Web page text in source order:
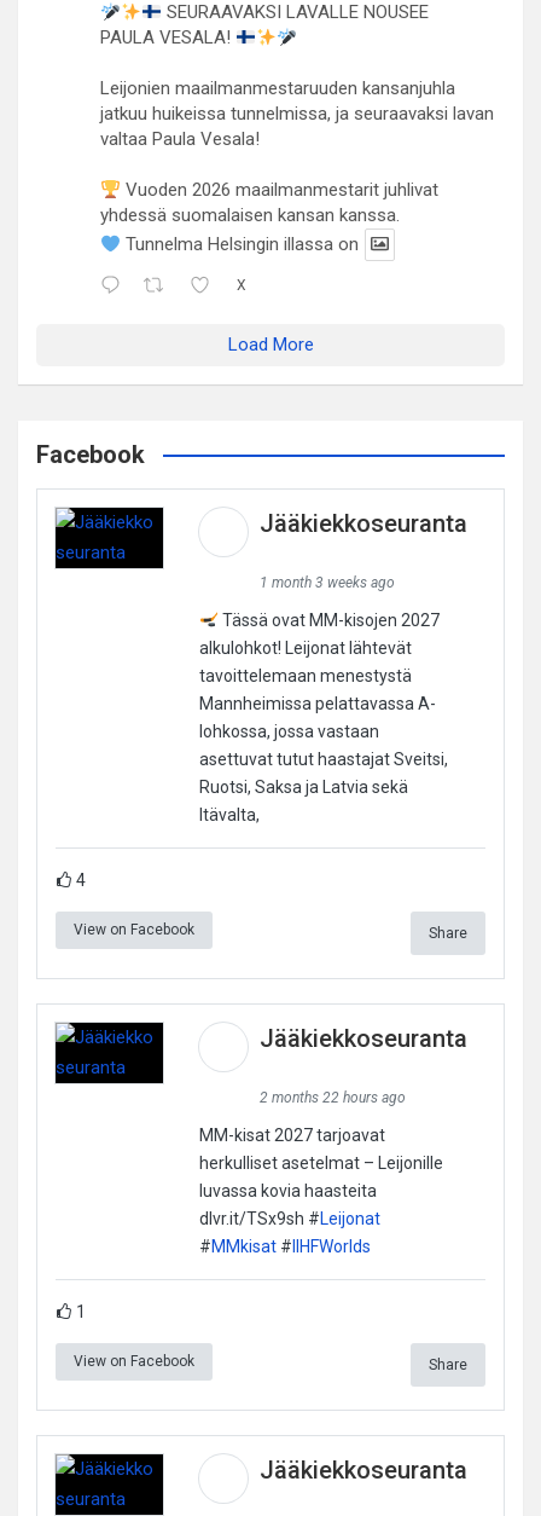
SEURAAVAKSI LAVALLE NOUSEE
PAULA VESALA!
Leijonien maailmanmestaruuden kansanjuhla
jatkuu huikeissa tunnelmissa, ja seuraavaksi lavan
valtaa Paula Vesala!
Vuoden 2026 maailmanmestarit juhlivat
yhdessä suomalaisen kansan kanssa.
Tunnelma Helsingin illassa on
X
Load More
Facebook
Jääkiekkoseuranta
1 month 3 weeks ago
Tässä ovat MM-kisojen 2027
alkulohkot! Leijonat lähtevät
tavoittelemaan menestystä
Mannheimissa pelattavassa A-
lohkossa, jossa vastaan
asettuvat tutut haastajat Sveitsi,
Ruotsi, Saksa ja Latvia sekä
Itävalta,
4
View on Facebook Share
Jääkiekkoseuranta
2 months 22 hours ago
MM-kisat 2027 tarjoavat
herkulliset asetelmat – Leijonille
luvassa kovia haasteita
dlvr.it/TSx9sh #Leijonat
#MMkisat#IIHFWorlds
1
View on Facebook Share
Jääkiekkoseuranta